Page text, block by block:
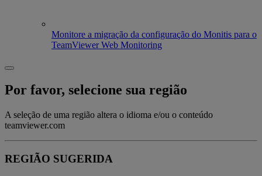
Monitore a migração da configuração do Monitis para o
TeamViewer Web Monitoring
Por favor, selecione sua região
A seleção de uma região altera o idioma e/ou o conteúdo
teamviewer.com
REGIÃO SUGERIDA